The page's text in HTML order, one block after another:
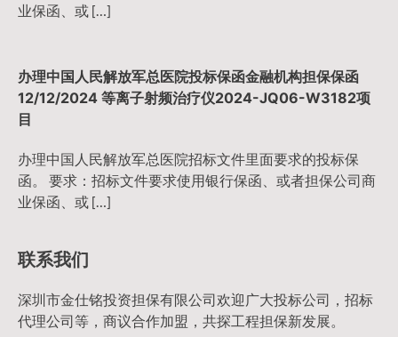
业保函、或 […]
办理中国人民解放军总医院投标保函金融机构担保保函
12/12/2024 等离子射频治疗仪2024-JQ06-W3182项
目
办理中国人民解放军总医院招标文件里面要求的投标保
函。 要求：招标文件要求使用银行保函、或者担保公司商
业保函、或 […]
联系我们
深圳市金仕铭投资担保有限公司欢迎广大投标公司，招标
代理公司等，商议合作加盟，共探工程担保新发展。